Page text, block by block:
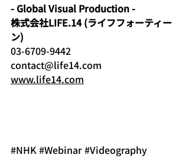
- Global Visual Production -
株式会社LIFE.14 (ライフフォーティー
ン)
03-6709-9442
contact@life14.com
www.life14.com
#NHK #Webinar#Videography